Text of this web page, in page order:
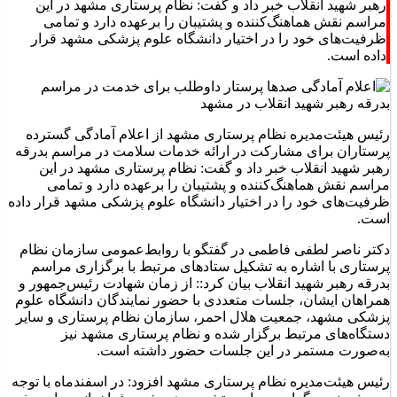
رهبر شهید انقلاب خبر داد و گفت: نظام پرستاری مشهد در این
مراسم نقش هماهنگ‌کننده و پشتیبان را برعهده دارد و تمامی
ظرفیت‌های خود را در اختیار دانشگاه علوم پزشکی مشهد قرار
داده است.
رئیس هیئت‌مدیره نظام پرستاری مشهد از اعلام آمادگی گسترده
پرستاران برای مشارکت در ارائه خدمات سلامت در مراسم بدرقه
رهبر شهید انقلاب خبر داد و گفت: نظام پرستاری مشهد در این
مراسم نقش هماهنگ‌کننده و پشتیبان را برعهده دارد و تمامی
ظرفیت‌های خود را در اختیار دانشگاه علوم پزشکی مشهد قرار داده
است.
دکتر ناصر لطفی فاطمی در گفتگو با روابط‌عمومی سازمان نظام
پرستاری با اشاره به تشکیل ستادهای مرتبط با برگزاری مراسم
بدرقه رهبر شهید انقلاب بیان کرد:: از زمان شهادت رئیس‌جمهور و
همراهان ایشان، جلسات متعددی با حضور نمایندگان دانشگاه علوم
پزشکی مشهد، جمعیت هلال احمر، سازمان نظام پرستاری و سایر
دستگاه‌های مرتبط برگزار شده و نظام پرستاری مشهد نیز
به‌صورت مستمر در این جلسات حضور داشته است.
رئیس هیئت‌مدیره نظام پرستاری مشهد افزود: در اسفندماه با توجه